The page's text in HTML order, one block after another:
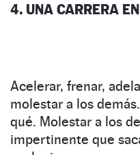
4. UNA CARRERA
Acelerar, frenar,
molestar a los
qué. Molestar a los
impertinente que